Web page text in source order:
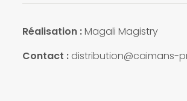
Réalisation :Magali Magistry
Contact :distribution@caimans-